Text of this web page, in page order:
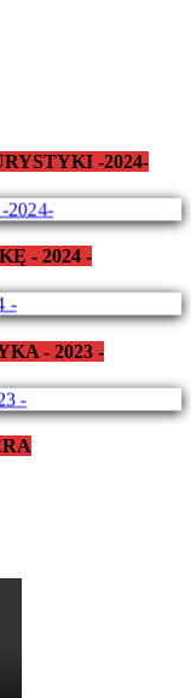
-2024-
- 2024 -
- 2023 -